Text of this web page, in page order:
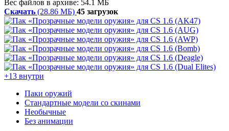
Вес файлов в архиве: 54.1 МБ
Скачать (28.86 МБ) 45 загрузок
+13 внутри
Паки оружий
Стандартные модели со скинами
Необычные
Без анимации